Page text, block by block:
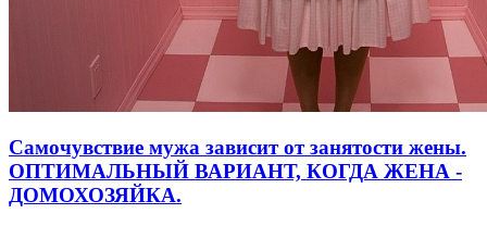
Самочувствие мужа зависит от занятости жены.
ОПТИМАЛЬНЫЙ ВАРИАНТ, КОГДА ЖЕНА -
ДОМОХОЗЯЙКА.